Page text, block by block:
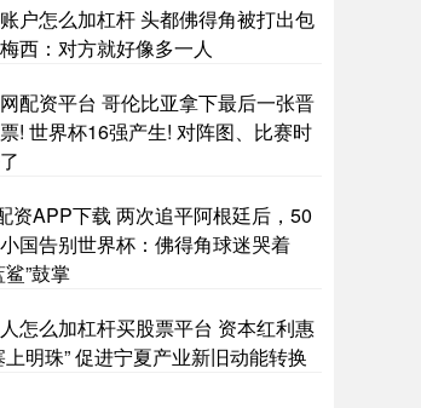
户怎么加杠杆 头都佛得角被打出包
西：对方就好像多一人
配资平台 哥伦比亚拿下最后一张晋
! 世界杯16强产生! 对阵图、比赛时
资APP下载 两次追平阿根廷后，50
国告别世界杯：佛得角球迷哭着
鲨”鼓掌
怎么加杠杆买股票平台 资本红利惠
上明珠” 促进宁夏产业新旧动能转换